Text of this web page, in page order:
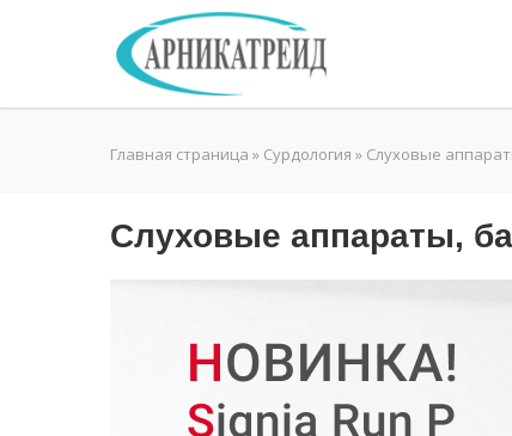
Главная страница » Сурдология » Слуховые
Слуховые аппараты,